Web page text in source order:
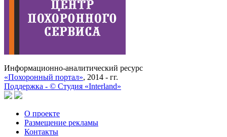
Информационно-аналитический ресурс
«Похоронный портал», 2014 - гг.
Поддержка - © Cтудия «Interland»
О проекте
Размещение рекламы
Контакты